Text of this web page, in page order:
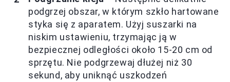
podgrzej obszar, w którym szkło hartowane
styka się z aparatem. Użyj suszarki na
niskim ustawieniu, trzymając ją w
bezpiecznej odległości około 15-20 cm od
sprzętu. Nie podgrzewaj dłużej niż 30
sekund, aby uniknąć uszkodzeń